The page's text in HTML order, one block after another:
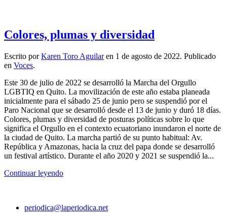
Colores, plumas y diversidad
Escrito porKaren Toro Aguilaren 1 de agosto de 2022. Publicado
en Voces.
Este 30 de julio de 2022 se desarrolló la Marcha del Orgullo
LGBTIQ en Quito. La movilización de este año estaba planeada
inicialmente para el sábado 25 de junio pero se suspendió por el
Paro Nacional que se desarrolló desde el 13 de junio y duró 18 días.
Colores, plumas y diversidad de posturas políticas sobre lo que
significa el Orgullo en el contexto ecuatoriano inundaron el norte de
la ciudad de Quito. La marcha partió de su punto habitual: Av.
República y Amazonas, hacia la cruz del papa donde se desarrolló
un festival artístico. Durante el año 2020 y 2021 se suspendió la...
Continuar leyendo
periodica@laperiodica.net